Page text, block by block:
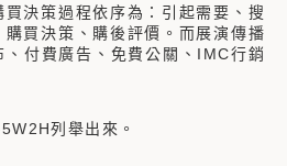
決策過程依序為：引起需要、搜
買決策、購後評價。而展演傳播
付費廣告、免費公關、IMC行銷
列舉出來。